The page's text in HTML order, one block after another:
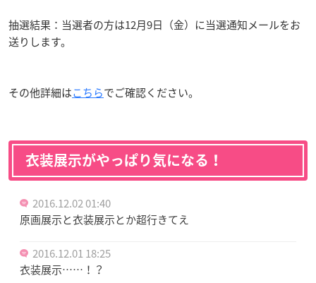
抽選結果：当選者の方は12月9日（金）に当選通知メールをお
送りします。
その他詳細はこちらでご確認ください。
衣装展示がやっぱり気になる！
2016.12.02 01:40
原画展示と衣装展示とか超行きてえ
2016.12.01 18:25
衣装展示……！？